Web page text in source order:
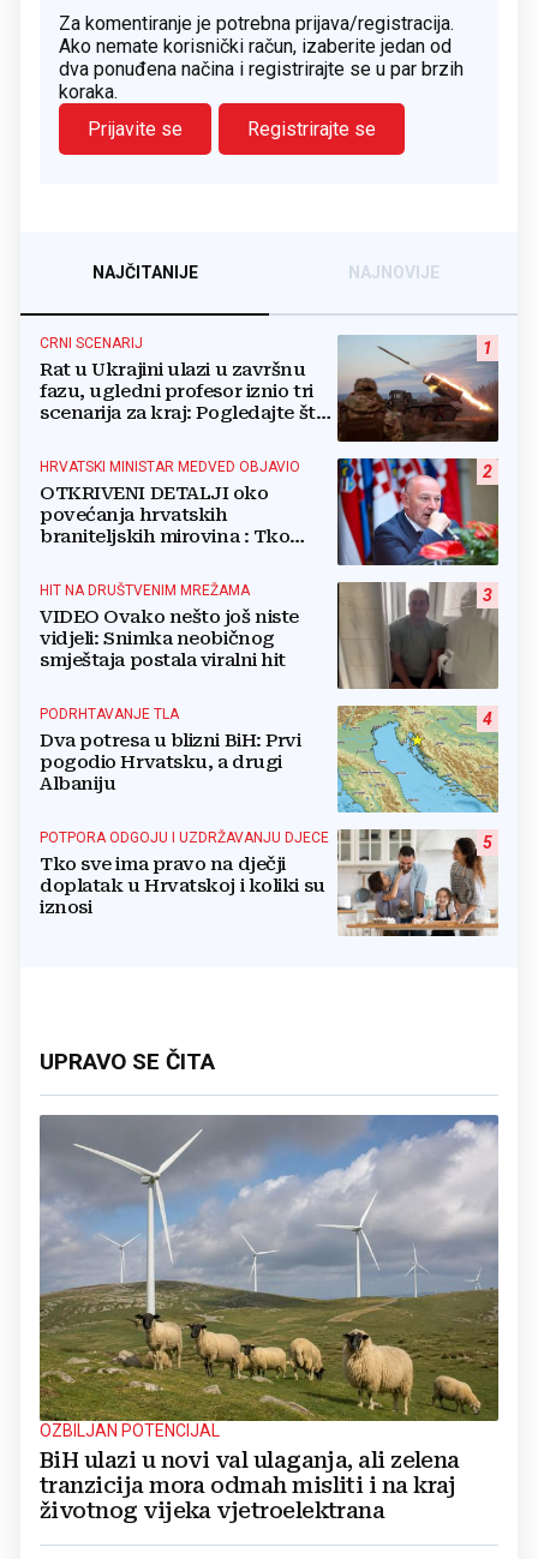
Za komentiranje je potrebna prijava/registracija.
Ako nemate korisnički račun, izaberite jedan od
dva ponuđena načina i registrirajte se u par brzih
koraka.
Prijavite se
Registrirajte se
NAJČITANIJE NAJNOVIJE
1
CRNI SCENARIJ
Rat u Ukrajini ulazi u završnu
fazu, ugledni profesor iznio tri
scenarija za kraj: Pogledajte što
2
HRVATSKI MINISTAR MEDVED OBJAVIO
OTKRIVENI DETALJI oko
povećanja hrvatskih
braniteljskih mirovina : Tko
3
HIT NA DRUŠTVENIM MREŽAMA
VIDEO Ovako nešto još niste
vidjeli: Snimka neobičnog
smještaja postala viralni hit
4
PODRHTAVANJE TLA
Dva potresa u blizni BiH: Prvi
pogodio Hrvatsku, a drugi
Albaniju
5
POTPORA ODGOJU I UZDRŽAVANJU DJECE
Tko sve ima pravo na dječji
doplatak u Hrvatskoj i koliki su
iznosi
UPRAVO SE ČITA
OZBILJAN POTENCIJAL
BiH ulazi u novi val ulaganja, ali zelena
tranzicija mora odmah misliti i na kraj
životnog vijeka vjetroelektrana